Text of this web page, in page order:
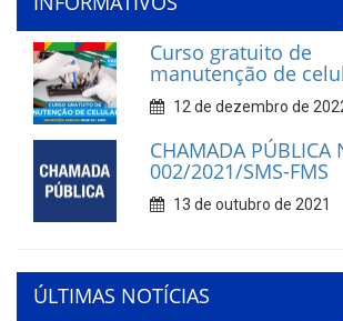
Curso gratuito de
manutenção de
12 de dezembro de
CHAMADA PÚBLICA
002/2021/SMS-FMS
13 de outubro de 2021
ÚLTIMAS NOTÍCIAS